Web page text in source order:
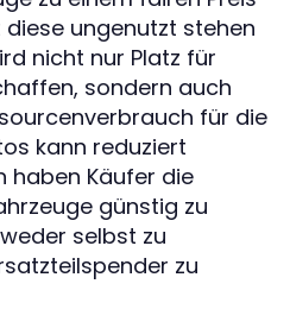
ungenutzt stehen
nicht nur Platz für
sondern auch
für die
kann reduziert
haben Käufer die
günstig zu
selbst zu
zu